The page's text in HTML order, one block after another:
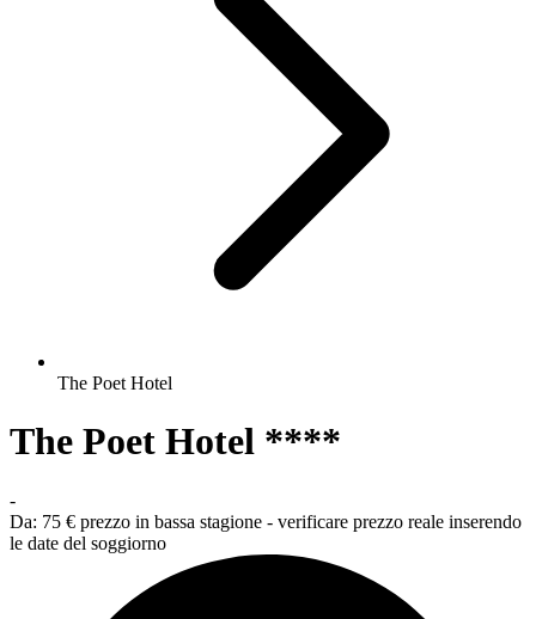
The Poet Hotel
The Poet Hotel ****
-
Da: 75 € prezzo in bassa stagione - verificare prezzo reale inserendo
le date del soggiorno